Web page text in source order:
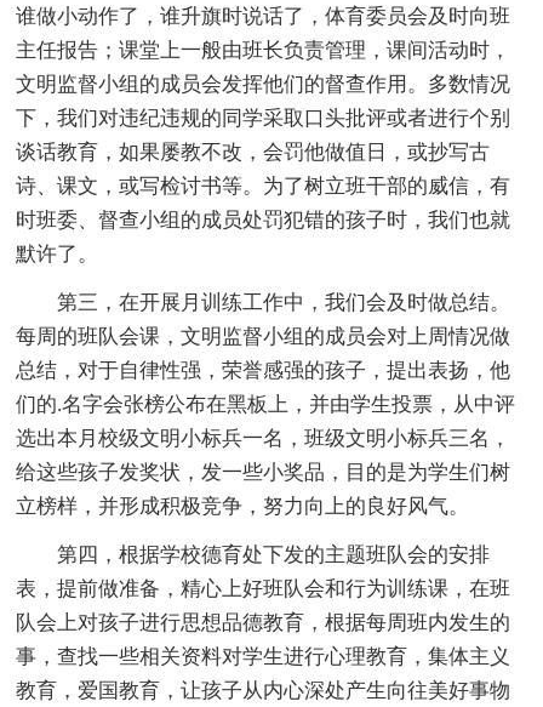
谁做小动作了，谁升旗时说话了，体育委员会及时向班
主任报告；课堂上一般由班长负责管理，课间活动时，
文明监督小组的成员会发挥他们的督查作用。多数情况
下，我们对违纪违规的同学采取口头批评或者进行个别
谈话教育，如果屡教不改，会罚他做值日，或抄写古
诗、课文，或写检讨书等。为了树立班干部的威信，有
时班委、督查小组的成员处罚犯错的孩子时，我们也就
默许了。
第三，在开展月训练工作中，我们会及时做总结。
每周的班队会课，文明监督小组的成员会对上周情况做
总结，对于自律性强，荣誉感强的孩子，提出表扬，他
们的.名字会张榜公布在黑板上，并由学生投票，从中评
选出本月校级文明小标兵一名，班级文明小标兵三名，
给这些孩子发奖状，发一些小奖品，目的是为学生们树
立榜样，并形成积极竞争，努力向上的良好风气。
第四，根据学校德育处下发的主题班队会的安排
表，提前做准备，精心上好班队会和行为训练课，在班
队会上对孩子进行思想品德教育，根据每周班内发生的
事，查找一些相关资料对学生进行心理教育，集体主义
教育，爱国教育，让孩子从内心深处产生向往美好事物